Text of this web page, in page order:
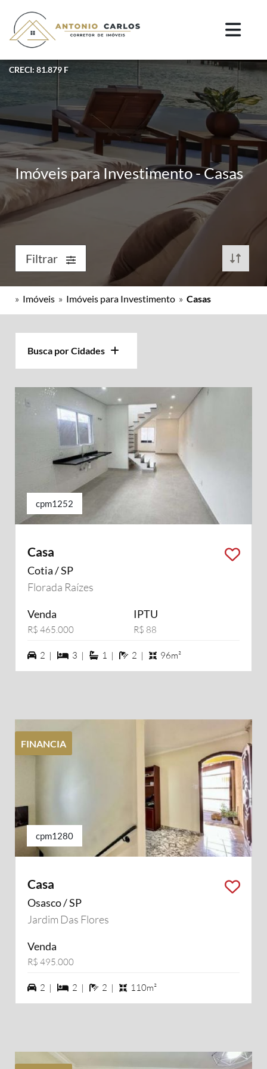
CRECI: 81.879 F
Imóveis para Investimento - Casas
Filtrar
» Imóveis » Imóveis para Investimento » Casas
Busca por Cidades
cpm1252
Casa
Cotia / SP
Florada Raízes
Venda
R$ 465.000
IPTU
R$ 88
2 vagas na garagem
2 | 3 dormiórios
3 | 1 suítes
1 | 2 banheiros
2 | 96m²
FINANCIA
cpm1280
Casa
Osasco / SP
Jardim Das Flores
Venda
R$ 495.000
2 vagas na garagem
2 | 2 dormiórios
2 | 2 banheiros
2 | 110m²